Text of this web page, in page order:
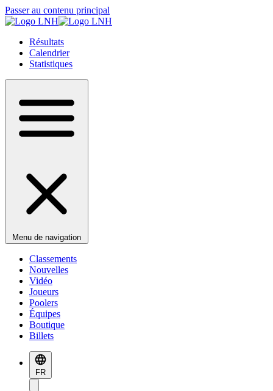
Passer au contenu principal
Résultats
Calendrier
Statistiques
Menu de navigation
Classements
Nouvelles
Vidéo
Joueurs
Poolers
Équipes
Boutique
Billets
FR